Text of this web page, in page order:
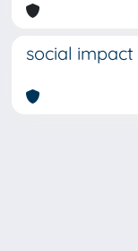
social impact